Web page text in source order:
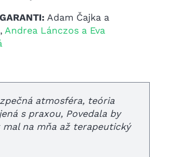
Adam Čajka a
,Andrea Lánczos a Eva
atmosféra, teória
s praxou, Povedala by
mal na mňa až terapeutický